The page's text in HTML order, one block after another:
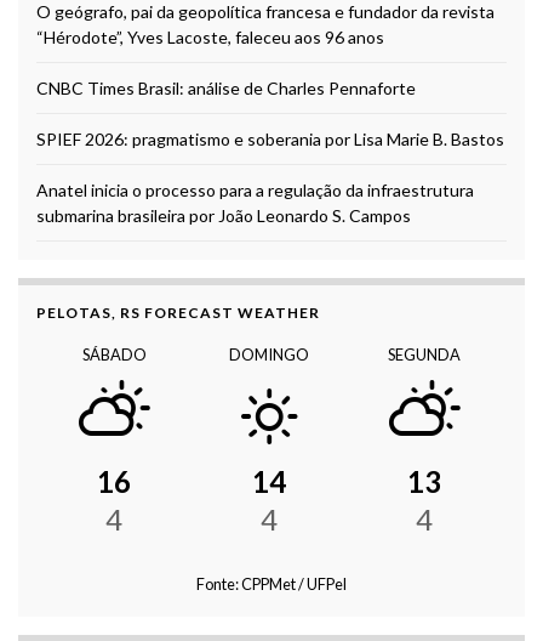
O geógrafo, pai da geopolítica francesa e fundador da revista
“Hérodote”, Yves Lacoste, faleceu aos 96 anos
CNBC Times Brasil: análise de Charles Pennaforte
SPIEF 2026: pragmatismo e soberania por Lisa Marie B. Bastos
Anatel inicia o processo para a regulação da infraestrutura
submarina brasileira por João Leonardo S. Campos
PELOTAS, RS FORECAST WEATHER
SÁBADO
16
4
DOMINGO
14
4
SEGUNDA
13
4
Fonte: CPPMet / UFPel